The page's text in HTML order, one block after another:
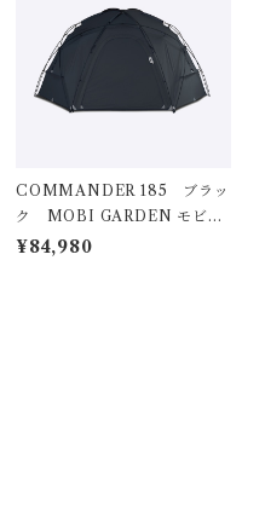
COMMANDER 185 ブラッ
ク MOBI GARDEN モビガ
ーデン
¥84,980